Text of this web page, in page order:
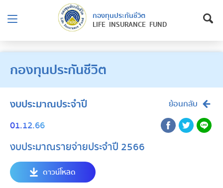
กองทุนประกันชีวิต
LIFE INSURANCE FUND
กองทุนประกันชีวิต
งบประมาณประจำปี ย้อนกลับ
01.12.66
งบประมาณรายจ่ายประจำปี 2566
ดาวน์โหลด